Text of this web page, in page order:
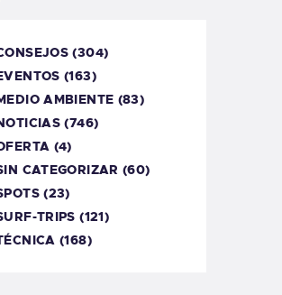
(304)
(163)
AMBIENTE (83)
(746)
(4)
CATEGORIZAR (60)
(23)
TRIPS (121)
(168)